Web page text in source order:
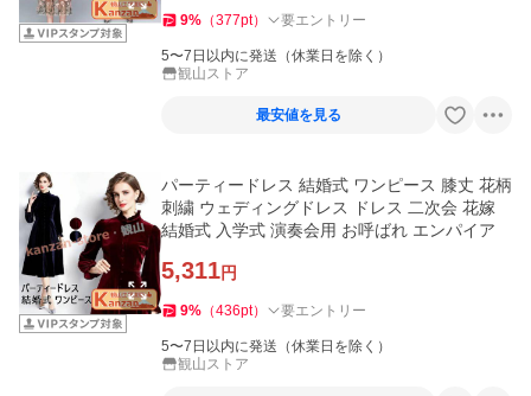
9% （377pt） 要エントリー
5〜7日以内に発送（休業日を除く）
観山ストア
最安値を見る
パーティードレス 結婚式 ワンピース 膝丈 花柄
刺繍 ウェディングドレス ドレス 二次会 花嫁
結婚式 入学式 演奏会用 お呼ばれ エンパイア
5,311円
9% （436pt） 要エントリー
5〜7日以内に発送（休業日を除く）
観山ストア